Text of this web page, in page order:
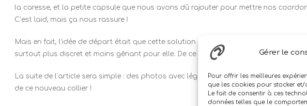
Gérer le
Pour offrir les meilleures
que les cookies pour stocker
Le fait de consentir à ces
données telles que le
la caresse, et la petite capsule que nous avons dû rajouter pour mettre nos
C’est laid, mais ça nous rassure !
Mais en fait, l’idée de départ était que cette solution soit juste temporaire, en
surtout plus discret et moins gênant pour elle. De ce premier collier, nous n’allons
La suite de l’article sera simple : des photos avec légende pour vous donner une
de ce nouveau collier !